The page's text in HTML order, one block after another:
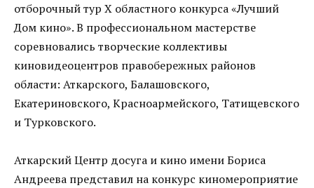
отборочный тур X областного конкурса «Лучший
Дом кино». В профессиональном мастерстве
соревновались творческие коллективы
киновидеоцентров правобережных районов
области: Аткарского, Балашовского,
Екатериновского, Красноармейского, Татищевского
и Турковского.
Аткарский Центр досуга и кино имени Бориса
Андреева представил на конкурс киномероприятие